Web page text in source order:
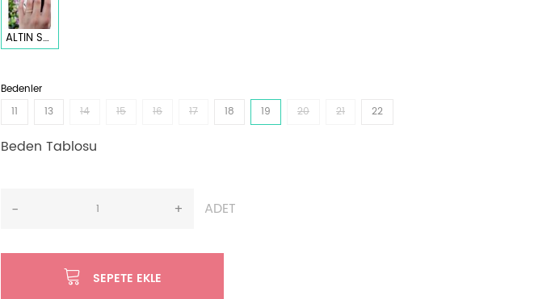
ALTIN SARI
Bedenler
11
13 14 15 16 17 18 19 20 21 22
Beden Tablosu
- + ADET
SEPETE EKLE